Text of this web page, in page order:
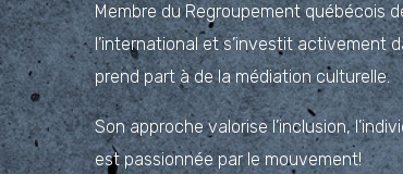
Membre du Regroupement québécois
l’international et s’investit activement
prend part à de la médiation culturelle.
Son approche valorise l’inclusion,
est passionnée par le mouvement!